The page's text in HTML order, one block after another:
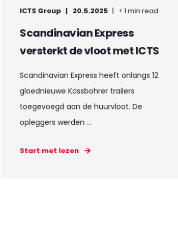
ICTS Group 20.5.2025 < 1 min read
Scandinavian Express
versterkt de vloot met ICTS
Scandinavian Express heeft onlangs 12
gloednieuwe Kässbohrer trailers
toegevoegd aan de huurvloot. De
opleggers werden ...
Start met lezen